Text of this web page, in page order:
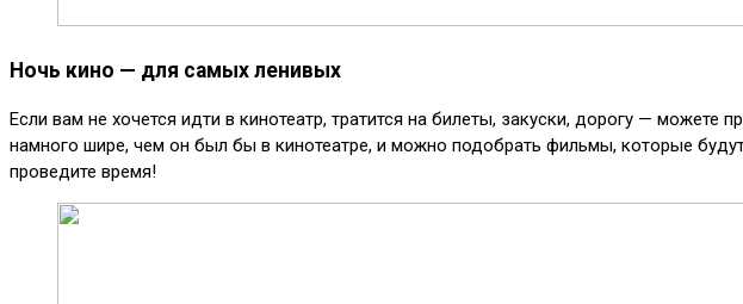
Ночь кино — для самых ленивых
Если вам не хочется идти в кинотеатр, тратится на билеты, закуски, дорогу —
намного шире, чем он был бы в кинотеатре, и можно подобрать фильмы, которые
проведите время!